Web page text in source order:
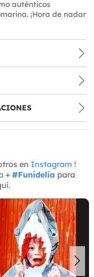
auténticos
¡Hora de nadar
en Instagram !
+ #Funidelia para